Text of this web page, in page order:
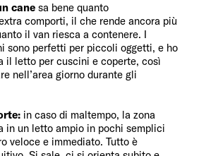
cane sa bene quanto
comporti, il che rende ancora più
il van riesca a contenere. I
sono perfetti per piccoli oggetti, e ho
il letto per cuscini e coperte, così
nell’area giorno durante gli
in caso di maltempo, la zona
in un letto ampio in pochi semplici
veloce e immediato. Tutto è